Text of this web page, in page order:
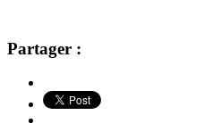
Partager :